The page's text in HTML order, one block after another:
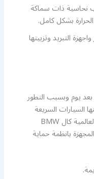
نحاسية ذات سماكة
بشكل كامل.
التبريد وتزييتها
يوم وبسبب التطور
السيارات السريعة
الخاصة بالسباق والسيارات ذات الماركات العالمية كال BMW
بانظمة حماية